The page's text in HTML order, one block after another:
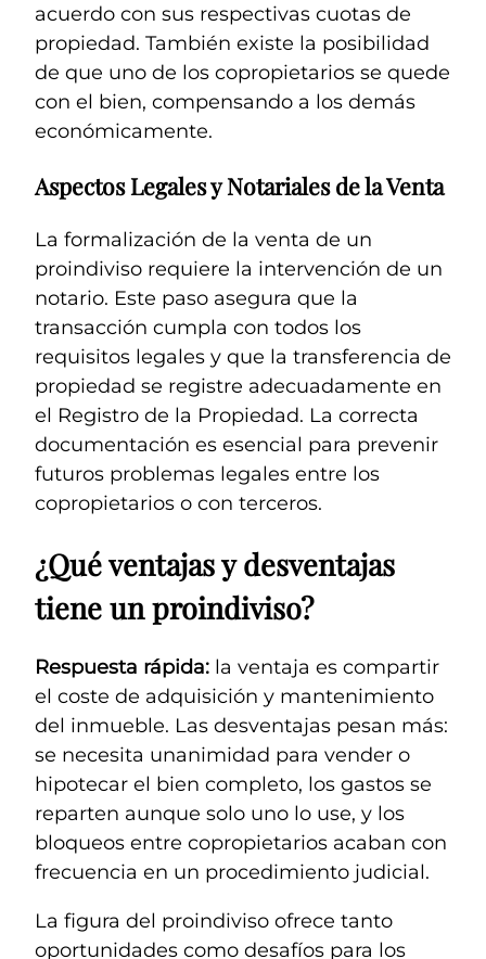
acuerdo con sus respectivas cuotas de
propiedad. También existe la posibilidad
de que uno de los copropietarios se quede
con el bien, compensando a los demás
económicamente.
Aspectos Legales y Notariales de la Venta
La formalización de la venta de un
proindiviso requiere la intervención de un
notario. Este paso asegura que la
transacción cumpla con todos los
requisitos legales y que la transferencia de
propiedad se registre adecuadamente en
el Registro de la Propiedad. La correcta
documentación es esencial para prevenir
futuros problemas legales entre los
copropietarios o con terceros.
¿Qué ventajas y desventajas
tiene un proindiviso?
Respuesta rápida: la ventaja es compartir
el coste de adquisición y mantenimiento
del inmueble. Las desventajas pesan más:
se necesita unanimidad para vender o
hipotecar el bien completo, los gastos se
reparten aunque solo uno lo use, y los
bloqueos entre copropietarios acaban con
frecuencia en un procedimiento judicial.
La figura del proindiviso ofrece tanto
oportunidades como desafíos para los